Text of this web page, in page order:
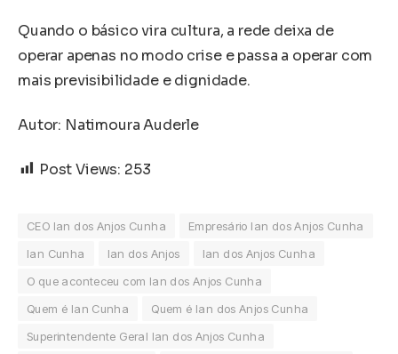
Quando o básico vira cultura, a rede deixa de
operar apenas no modo crise e passa a operar com
mais previsibilidade e dignidade.
Autor: Natimoura Auderle
Post Views: 253
CEO Ian dos Anjos Cunha
Empresário Ian dos Anjos Cunha
Ian Cunha
Ian dos Anjos
Ian dos Anjos Cunha
O que aconteceu com Ian dos Anjos Cunha
Quem é Ian Cunha
Quem é Ian dos Anjos Cunha
Superintendente Geral Ian dos Anjos Cunha